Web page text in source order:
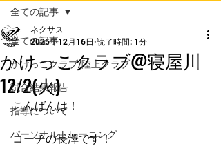
全ての記事
かけっこクラブ/陸上クラブ
試合結果報告
指導について
パーソナルトレーニング
全ての記事
かけっこクラブ@寝屋川
12/2(火)
ネクサス
2025年12月16日 読了時間: 1分
こんばんは！
コーチの長澤です！